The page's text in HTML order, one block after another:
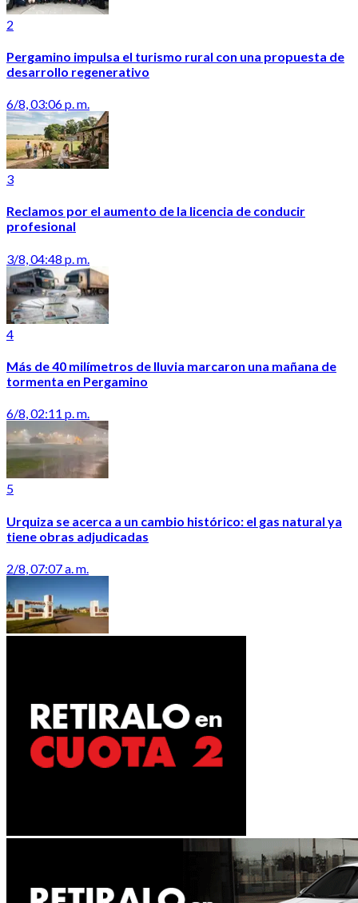
2
Pergamino impulsa el turismo rural con una propuesta de
desarrollo regenerativo
6/8, 03:06 p. m.
3
Reclamos por el aumento de la licencia de conducir
profesional
3/8, 04:48 p. m.
4
Más de 40 milímetros de lluvia marcaron una mañana de
tormenta en Pergamino
6/8, 02:11 p. m.
5
Urquiza se acerca a un cambio histórico: el gas natural ya
tiene obras adjudicadas
2/8, 07:07 a. m.